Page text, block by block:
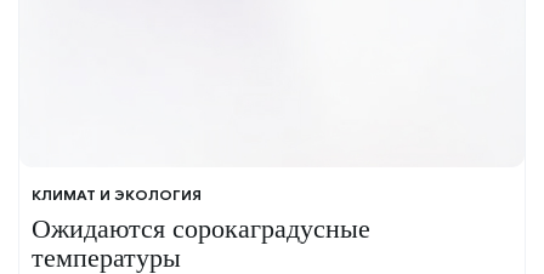
КЛИМАТ И ЭКОЛОГИЯ
Ожидаются сорокаградусные
температуры